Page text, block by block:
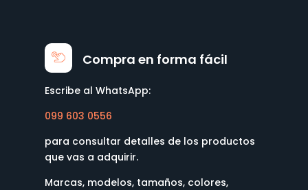
Compra en forma fácil
Escribe al WhatsApp:
099 603 0556
para consultar detalles de los productos
que vas a adquirir.
Marcas, modelos, tamaños, colores,